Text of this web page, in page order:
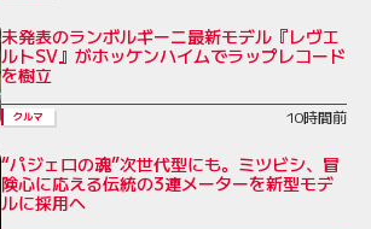
未発表のランボルギーニ最新モデル『レヴエ
ルトSV』がホッケンハイムでラップレコード
を樹立
クルマ 10時間前
“パジェロの魂”次世代型にも。ミツビシ、冒
険心に応える伝統の3連メーターを新型モデ
ルに採用へ